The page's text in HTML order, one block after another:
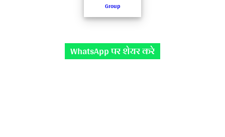
Group
WhatsApp पर शेयर करे